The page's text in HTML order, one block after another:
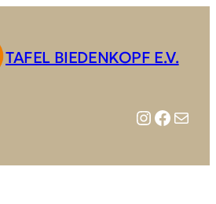
TAFEL BIEDENKOPF E.V.
E-Mail